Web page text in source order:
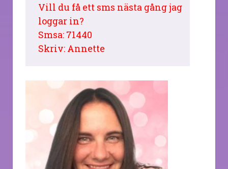
Vill du få ett sms nästa gång jag
loggar in?
Smsa: 71440
Skriv: Annette